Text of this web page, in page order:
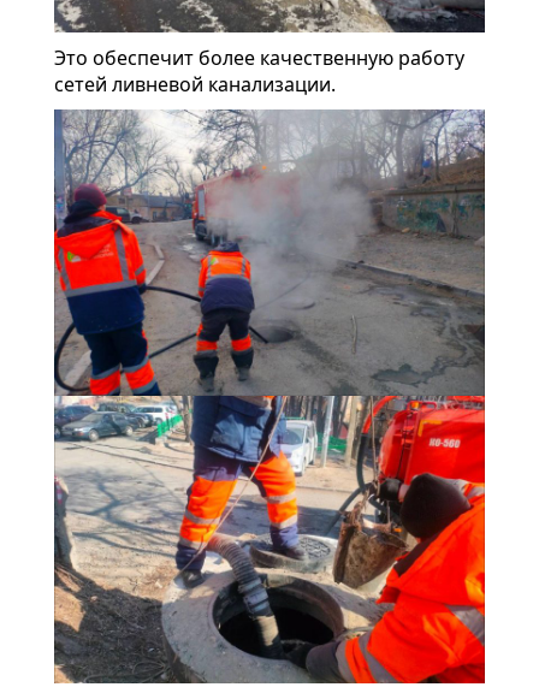
Это обеспечит более качественную работу
сетей ливневой канализации.